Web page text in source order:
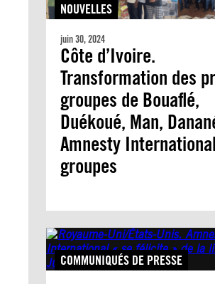
NOUVELLES
juin 30, 2024
Côte d’Ivoire.
Transformation des
groupes de Bouaflé,
Duékoué, Man,
Amnesty
groupes
COMMUNIQUÉS DE PRESSE